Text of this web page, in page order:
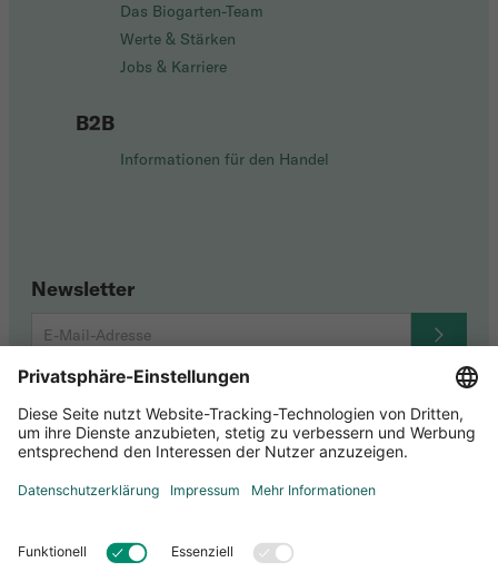
Das Biogarten-Team
Werte & Stärken
Jobs & Karriere
B2B
Informationen für den Handel
Newsletter
Social Media